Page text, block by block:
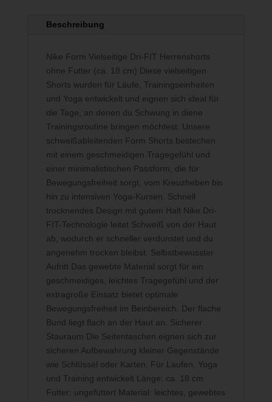
Beschreibung
Nike Form Vielseitige Dri-FIT Herrenshorts
ohne Futter (ca. 18 cm) Diese vielseitigen
Shorts wurden für Läufe, Trainingseinheiten
und Yoga entwickelt und eignen sich ideal für
die Tage, an denen du Schwung in diene
Trainingsroutine bringen möchtest. Unsere
schweißableitenden Form Shorts bestechen
mit einem geschmeidigen Tragegefühl und
einer minimalistischen Passform, die für
Bewegungsfreiheit sorgt, vom Kreuzheben bis
hin zu intensiven Yoga-Kursen. Schnell
trocknendes Design mit gutem Halt Nike Dri-
FIT-Technologie leitet Schweiß von der Haut
ab, wodurch er schneller verdunstet und du
angenehm trocken bleibst. Selbstbewusster
Aufritt Das gewebte Material sorgt für ein
geschmeidiges, leichtes Tragegefühl und der
extragroße Einsatz bietet optimale
Bewegungsfreiheit im Beinbereich. Der flache
Bund liegt flach an der Haut an. Sicherer
Stauraum Die Seitentaschen eignen sich zur
sicheren Aufbewahrung kleiner Gegenstände
wie Schlüssel oder Karten. Für Laufen, Yoga
und Training entwickelt Länge: ca. 18 cm
Futter: ungefüttert Material: leichtes, gewebtes